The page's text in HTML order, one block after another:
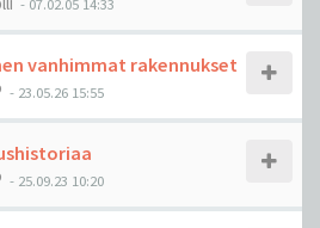
vanhimmat rakennukset
- 23.05.26 15:55
- 25.09.23 10:20